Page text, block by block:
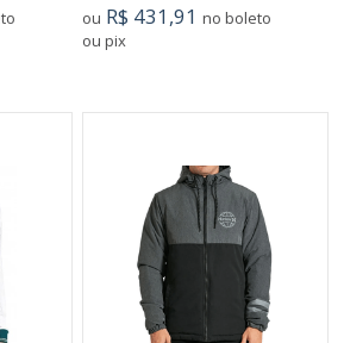
ou R$ 431,91 no boleto
ou pix